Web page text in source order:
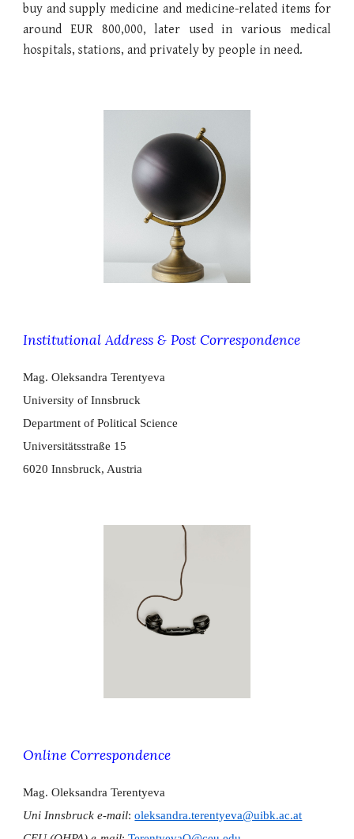
buy and supply medicine and medicine-related items for
around EUR 800,000, later used in various medical
hospitals, stations, and privately by people in need.
Institutional Address & Post Correspondence
Mag. Oleksandra Terentyeva
University of Innsbruck
​Department of Political Science
Universitätsstraße 15
6020 Innsbruck, Austria
Online Correspondence
Mag. Oleksandra Terentyeva
​Uni Innsbruck e-mail:oleksandra.terentyeva@uibk.ac.at